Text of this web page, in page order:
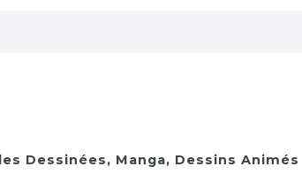
Dessinées, Manga, Dessins Animés